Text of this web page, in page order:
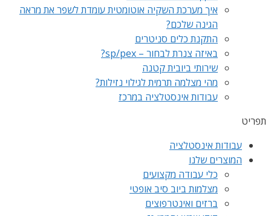
איך מערכת השקיה אוטומטית עומדת לשפר את מראה
הגינה שלכם?
התקנת כלים סניטרים
באיזה צנרת לבחור – sp/pex?
שירותי ביובית קטנה
מהי מצלמה תרמית לגילוי נזילות?
עבודות אינסטלציה במרכז
תפריט
עבודות אינסטלציה
המוצרים שלנו
כלי עבודה מקצועים
מצלמות ביוב סיב אופטי
ברזים ואינטרפוצים